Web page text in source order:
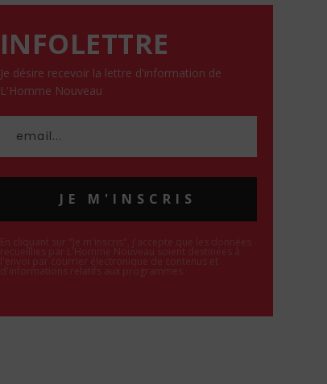
INFOLETTRE
Je désire recevoir la lettre d'information de
L'Homme Nouveau
JE M'INSCRIS
En cliquant sur "Je m'inscris", j'accepte que les données
recueillies par L'Homme Nouveau soient destinées à
l'envoi par courrier électronique de contenus et
d'informations relatifs aux programmes.